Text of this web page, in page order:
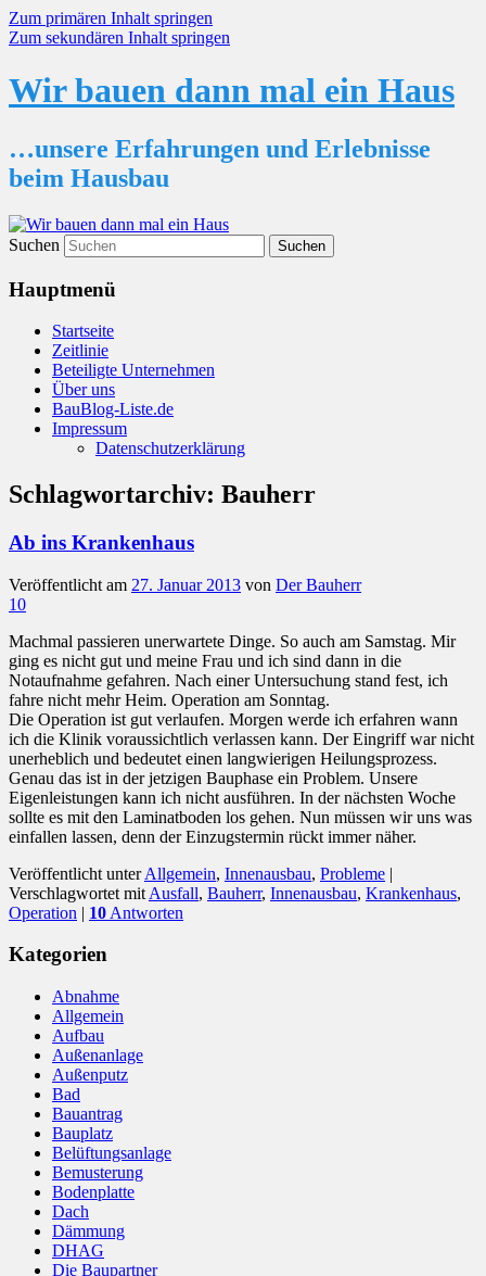
Zum primären Inhalt springen
Zum sekundären Inhalt springen
Wir bauen dann mal ein Haus
…unsere Erfahrungen und Erlebnisse
beim Hausbau
Suchen
Hauptmenü
Startseite
Zeitlinie
Beteiligte Unternehmen
Über uns
BauBlog-Liste.de
Impressum
Datenschutzerklärung
Schlagwortarchiv: Bauherr
Ab ins Krankenhaus
Veröffentlicht am 27. Januar 2013 von Der Bauherr
10
Machmal passieren unerwartete Dinge. So auch am Samstag. Mir
ging es nicht gut und meine Frau und ich sind dann in die
Notaufnahme gefahren. Nach einer Untersuchung stand fest, ich
fahre nicht mehr Heim. Operation am Sonntag.
Die Operation ist gut verlaufen. Morgen werde ich erfahren wann
ich die Klinik voraussichtlich verlassen kann. Der Eingriff war nicht
unerheblich und bedeutet einen langwierigen Heilungsprozess.
Genau das ist in der jetzigen Bauphase ein Problem. Unsere
Eigenleistungen kann ich nicht ausführen. In der nächsten Woche
sollte es mit den Laminatboden los gehen. Nun müssen wir uns was
einfallen lassen, denn der Einzugstermin rückt immer näher.
Veröffentlicht unter Allgemein, Innenausbau, Probleme |
Verschlagwortet mit Ausfall, Bauherr, Innenausbau, Krankenhaus,
Operation | 10 Antworten
Kategorien
Abnahme
Allgemein
Aufbau
Außenanlage
Außenputz
Bad
Bauantrag
Bauplatz
Belüftungsanlage
Bemusterung
Bodenplatte
Dach
Dämmung
DHAG
Die Baupartner